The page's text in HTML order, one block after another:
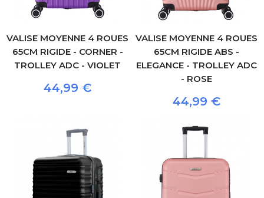
VALISE MOYENNE 4 ROUES
65CM RIGIDE - CORNER -
TROLLEY ADC - VIOLET
44,99 €
VALISE MOYENNE 4 ROUES
65CM RIGIDE ABS -
ELEGANCE - TROLLEY ADC
- ROSE
44,99 €